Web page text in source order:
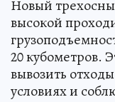
Новый
высокой
20 кубометров.
вывозить
условиях и